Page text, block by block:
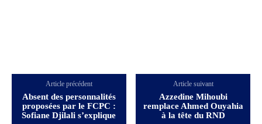
Article précédent
Absent des personnalités
proposées par le FCPC :
Sofiane Djilali s’explique
Article suivant
Azzedine Mihoubi
remplace Ahmed Ouyahia
à la tête du RND